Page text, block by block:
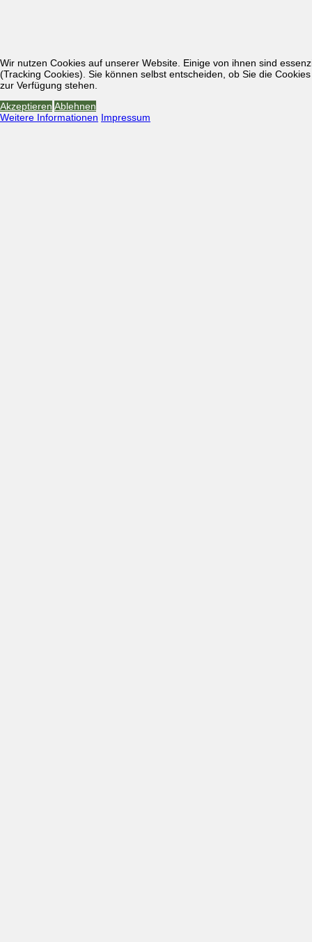
Wir nutzen Cookies auf unserer Website. Einige von ihnen sind
(Tracking Cookies). Sie können selbst entscheiden, ob Sie die
zur Verfügung stehen.
Akzeptieren Ablehnen
Weitere Informationen Impressum